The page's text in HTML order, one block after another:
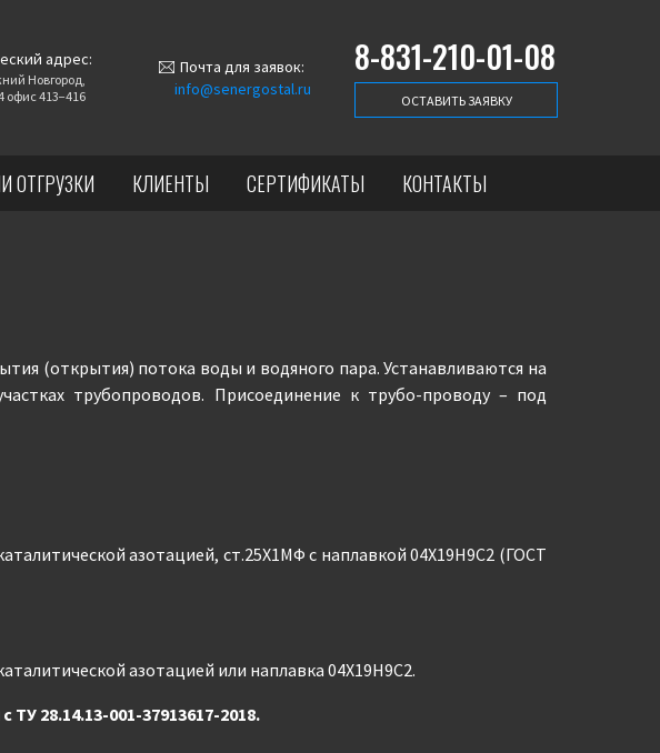
8-831-210-01-08
ОСТАВИТЬ ЗАЯВКУ
Новгород,
офис 413−416
адрес:
info@senergostal.ru
Почта для заявок:
ОТГРУЗКИ КЛИЕНТЫ СЕРТИФИКАТЫ КОНТАКТЫ
(открытия) потока воды и водяного пара. Устанавливаются на
трубопроводов. Присоединение к трубо-проводу – под
азотацией, ст.25Х1МФ с наплавкой 04Х19Н9С2 (ГОСТ
азотацией или наплавка 04Х19Н9С2.
28.14.13-001-37913617-2018.